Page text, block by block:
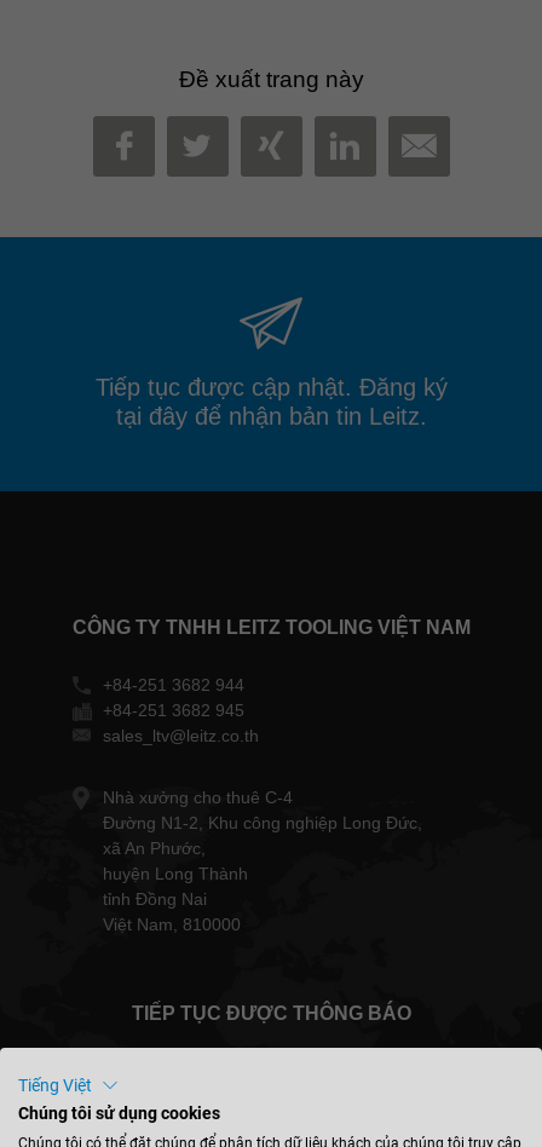
Đề xuất trang này
FACEBOOK
TWITTER
XINGLINKEDIN
MAIL
Tiếp tục được cập nhật. Đăng ký
tại đây để nhận bản tin Leitz.
CÔNG TY TNHH LEITZ TOOLING VIỆT NAM
+84-251 3682 944
+84-251 3682 945
sales_ltv@leitz.co.th
Nhà xưởng cho thuê C-4
Đường N1-2, Khu công nghiệp Long Đức,
xã An Phước,
huyện Long Thành
tỉnh Đồng Nai
Việt Nam, 810000
TIẾP TỤC ĐƯỢC THÔNG BÁO
Việt Nam - tiếng việt
Tiếng Việt
Chúng tôi sử dụng cookies
Chúng tôi có thể đặt chúng để phân tích dữ liệu khách của chúng tôi truy cập